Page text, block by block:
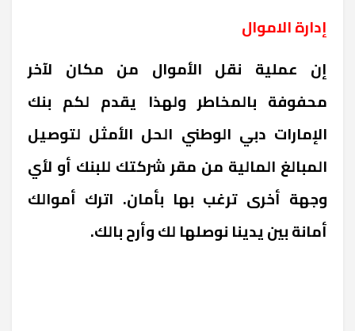
إدارة الاموال
إن عملية نقل الأموال من مكان لآخر
محفوفة بالمخاطر ولهذا يقدم لكم بنك
الإمارات دبي الوطني الحل الأمثل لتوصيل
المبالغ المالية من مقر شركتك للبنك أو لأي
وجهة أخرى ترغب بها بأمان. اترك أموالك
أمانة بين يدينا نوصلها لك وأرح بالك.